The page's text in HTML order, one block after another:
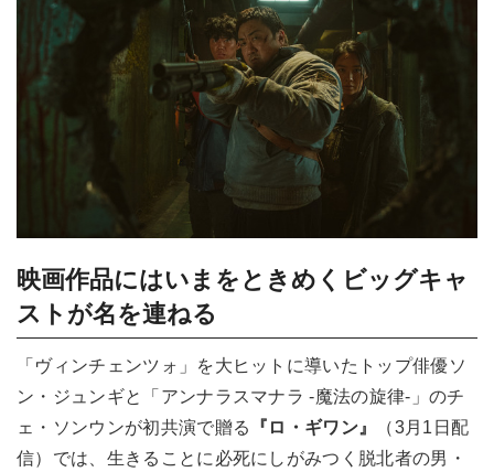
映画作品にはいまをときめくビッグキャ
ストが名を連ねる
「ヴィンチェンツォ」を大ヒットに導いたトップ俳優ソ
ン・ジュンギと「アンナラスマナラ -魔法の旋律-」のチ
ェ・ソンウンが初共演で贈る
『ロ・ギワン』
（3月1日配
信）では、生きることに必死にしがみつく脱北者の男・